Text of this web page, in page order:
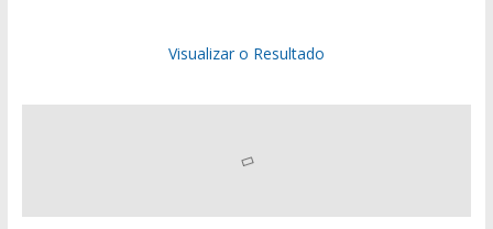
Visualizar o Resultado